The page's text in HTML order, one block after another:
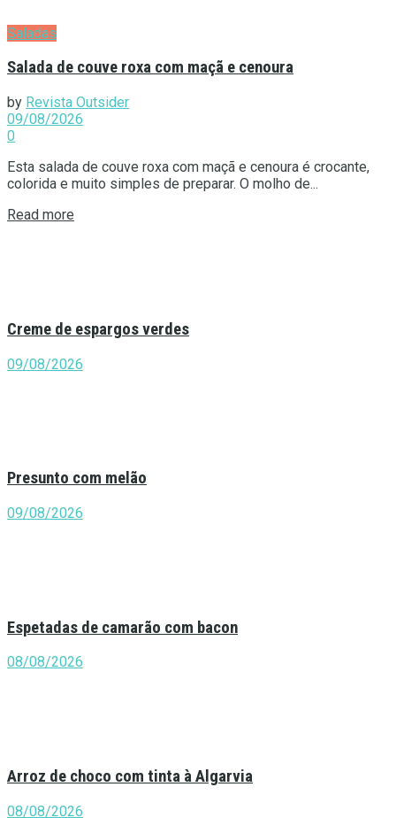
Saladas
Salada de couve roxa com maçã e cenoura
by Revista Outsider
09/08/2026
0
Esta salada de couve roxa com maçã e cenoura é crocante,
colorida e muito simples de preparar. O molho de...
Read more
Creme de espargos verdes
09/08/2026
Presunto com melão
09/08/2026
Espetadas de camarão com bacon
08/08/2026
Arroz de choco com tinta à Algarvia
08/08/2026